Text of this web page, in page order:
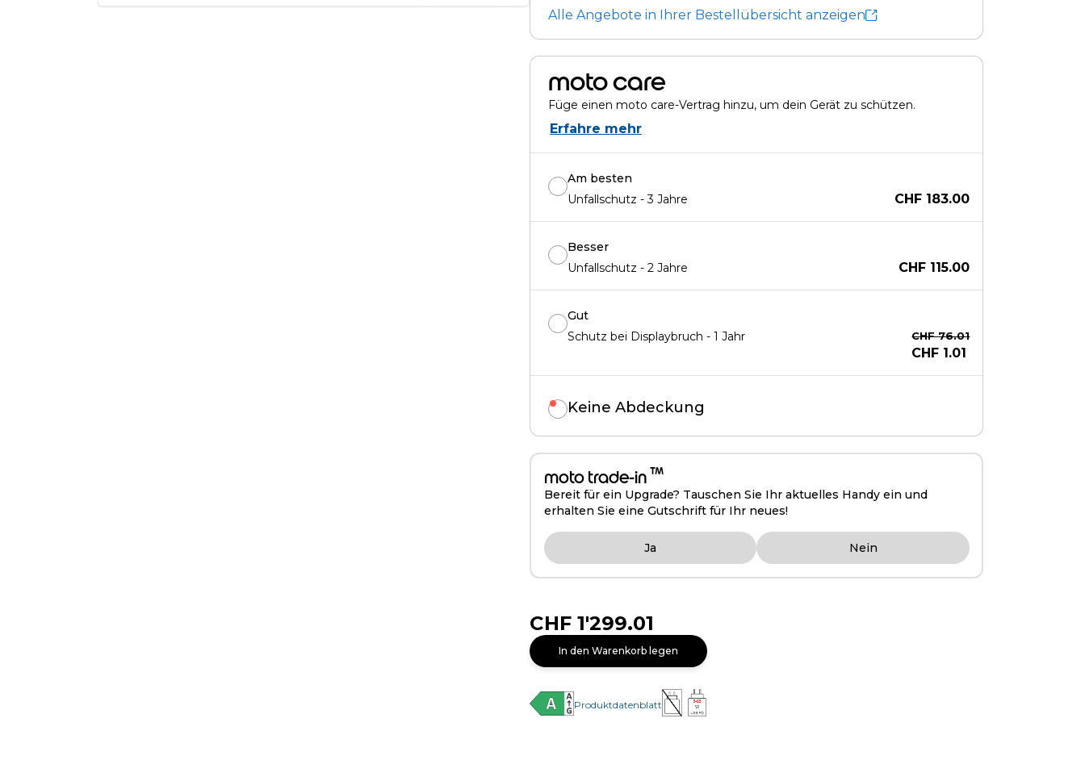
Alle Angebote in Ihrer Bestellübersicht anzeigen
moto care
Füge einen moto care-Vertrag hinzu, um dein Gerät zu schützen.
Erfahre mehr
Am besten
Unfallschutz - 3 Jahre
CHF 183.00
Besser
Unfallschutz - 2 Jahre
CHF 115.00
Gut
Schutz bei Displaybruch - 1 Jahr
CHF 76.01
CHF 1.01
Keine Abdeckung
moto trade-in ™
Bereit für ein Upgrade? Tauschen Sie Ihr aktuelles Handy ein und
erhalten Sie eine Gutschrift für Ihr neues!
Ja Nein
CHF 1'299.01
In den Warenkorb legen
Produktdatenblatt